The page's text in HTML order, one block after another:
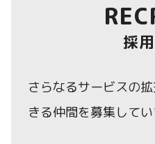
採
さらなるサービスの
きる仲間を募集してい